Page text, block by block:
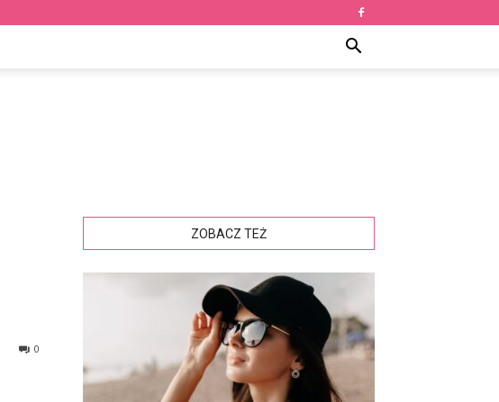
0
ZOBACZ TEŻ